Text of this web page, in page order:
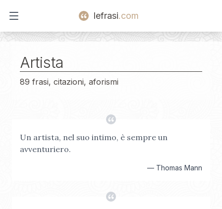
Open main menu
lefrasi.com
Artista
89 frasi, citazioni, aforismi
Un artista, nel suo intimo, è sempre un
avventuriero.
— Thomas Mann